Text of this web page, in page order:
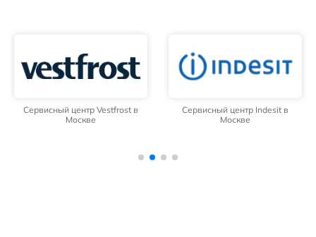
Сервисный центр Vestfrost в
Москве
Сервисный центр Indesit в
Москве